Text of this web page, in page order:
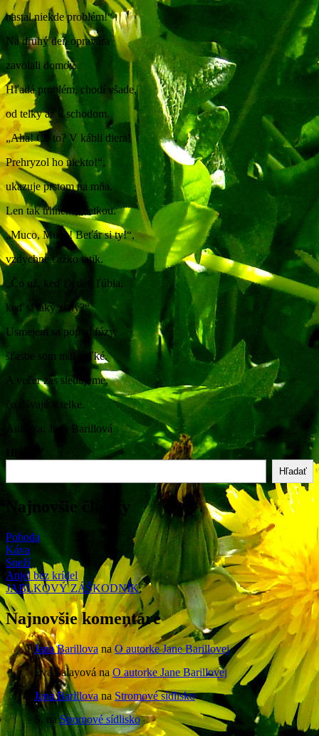
nastal niekde problém!“
Na druhý deň opravára
zavolali domov.
Hľadá problém, chodí všade,
od telky až k schodom.
„Aha! Čo to? V kábli diera!
Prehryzol ho niekto!“,
ukazuje prstom na mňa.
Len tak trhnem klietkou.
„Muco, Muco! Beťár si ty!“,
vzdychne ťažko tatik.
„Čo už, keď ťa deti ľúbia,
keď si taký zlatý?“
Usmejem sa popod fúzy,
šťastie som mal veľké.
A večer zas sledujeme,
čo dávajú v telke.
Autorka: Jana Barillová
Hľadať
Hľadať
Najnovšie články
Pohoda
Káva
Sneží
Anjel bez krídel
JABLKOVÝ ZÁŠKODNÍK
Najnovšie komentáre
Jana Barillova naO autorke Jane Barillovej
Eva Salayová na O autorke Jane Barillovej
Jana Barillova na Stromové sídlisko
S. naStromové sídlisko